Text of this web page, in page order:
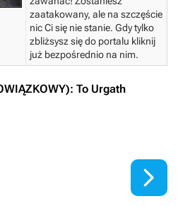
zaatakowany, ale na szczęście
nic Ci się nie stanie. Gdy tylko
zbliżsysz się do portalu kliknij
już bezpośrednio na nim.
To Urgath
